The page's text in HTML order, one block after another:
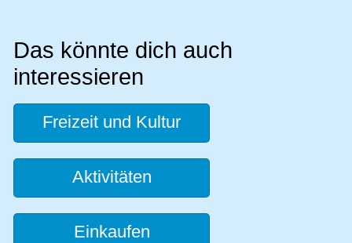
Das könnte dich auch
interessieren
Freizeit und Kultur
Aktivitäten
Einkaufen